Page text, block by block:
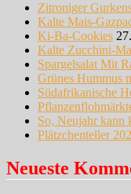
Zitroniger
Kalte Mais-
Ki-Ba-Cookies
Kalte Zucchini-
Spargelsalat Mit
Grünes Hummus
Südafrikanische
So, Neujahr
Plätzchenteller
Neueste